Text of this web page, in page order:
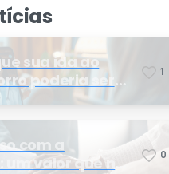
sua ida ao
poderia ser
telemedicina?
1
com a
um valor que nos
0